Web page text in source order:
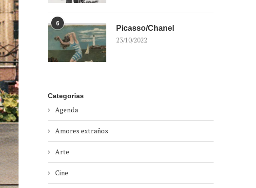
6
Picasso/Chanel
23/10/2022
Categorias
Agenda
Amores extraños
Arte
Cine